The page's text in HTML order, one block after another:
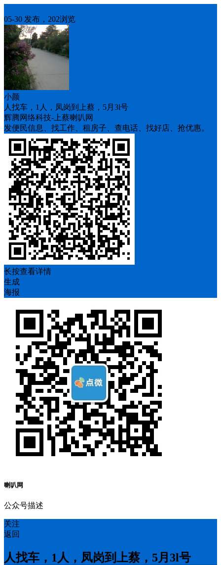
05-30 发布，202浏览
小颜
人找车，1人，凤岗到上蔡，5月3l号
辉腾网络科技-上蔡喇叭网
发便民信息、找工作、租房子、查电话、找好店、抢优惠。
长按查看详情
生成
海报
喇叭网
公众号描述
关注
返回
人找车，1人，凤岗到上蔡，5月3l号